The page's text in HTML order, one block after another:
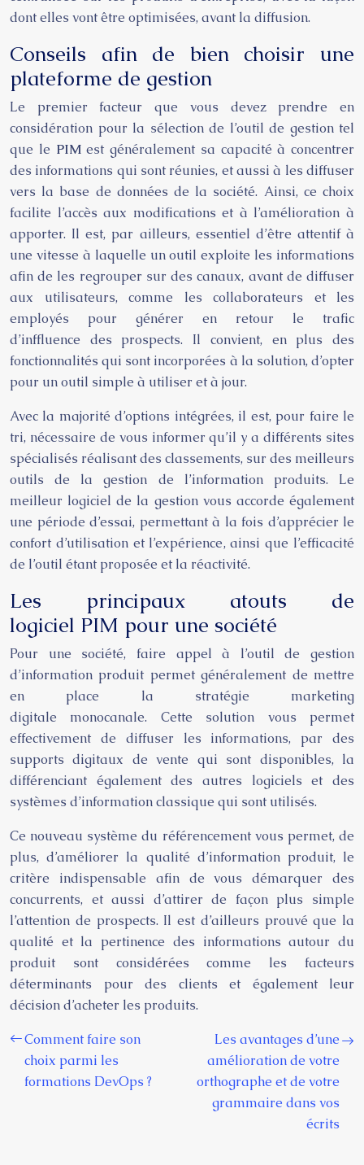
dont elles vont être optimisées, avant la diffusion.
Conseils afin de bien choisir une
plateforme de gestion
Le premier facteur que vous devez prendre en
considération pour la sélection de l’outil de gestion tel
que le PIMest généralement sa capacité à concentrer
des informations qui sont réunies, et aussi à les diffuser
vers la base de données de la société. Ainsi, ce choix
facilite l’accès aux modifications et à l’amélioration à
apporter. Il est, par ailleurs, essentiel d’être attentif à
une vitesse à laquelle un outil exploite les informations
afin de les regrouper sur des canaux, avant de diffuser
aux utilisateurs, comme les collaborateurs et les
employés pour générer en retour le trafic
d’inffluence des prospects. Il convient, en plus des
fonctionnalités qui sont incorporées à la solution, d’opter
pour un outil simple à utiliser et à jour.
Avec la majorité d’options intégrées, il est, pour faire le
tri, nécessaire de vous informer qu’il y a différents sites
spécialisés réalisant des classements, sur des meilleurs
outils de la gestion de l’information produits. Le
meilleur logiciel de la gestion vous accorde également
une période d’essai, permettant à la fois d’apprécier le
confort d’utilisation et l’expérience, ainsi que l’efficacité
de l’outil étant proposée et la réactivité.
Les principaux atouts de
logiciel PIM pour une société
Pour une société, faire appel à l’outil de gestion
d’information produit permet généralement de mettre
en place la stratégie marketing
digitale monocanale. Cette solution vous permet
effectivement de diffuser les informations, par des
supports digitaux de vente qui sont disponibles, la
différenciant également des autres logiciels et des
systèmes d’information classique qui sont utilisés.
Ce nouveau système du référencement vous permet, de
plus, d’améliorer la qualité d’information produit, le
critère indispensable afin de vous démarquer des
concurrents, et aussi d’attirer de façon plus simple
l’attention de prospects. Il est d’ailleurs prouvé que la
qualité et la pertinence des informations autour du
produit sont considérées comme les facteurs
déterminants pour des clients et également leur
décision d’acheter les produits.
Comment faire son
choix parmi les
formations DevOps ?
Les avantages d’une
amélioration de votre
orthographe et de votre
grammaire dans vos
écrits